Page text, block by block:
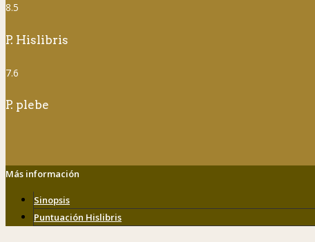
8.5
P. Hislibris
7.6
P. plebe
Más información
Sinopsis
Puntuación Hislibris